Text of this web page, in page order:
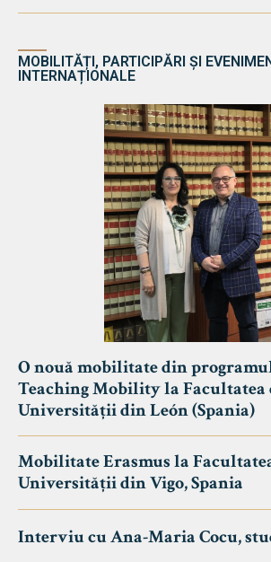
MOBILITĂȚI, PARTICIPĂRI ȘI
INTERNAȚIONALE
O nouă mobilitate din
Teaching Mobility la Facultatea
Universității din León (Spania)
Mobilitate Erasmus la
Universității din Vigo, Spania
Interviu cu Ana-Maria Cocu,